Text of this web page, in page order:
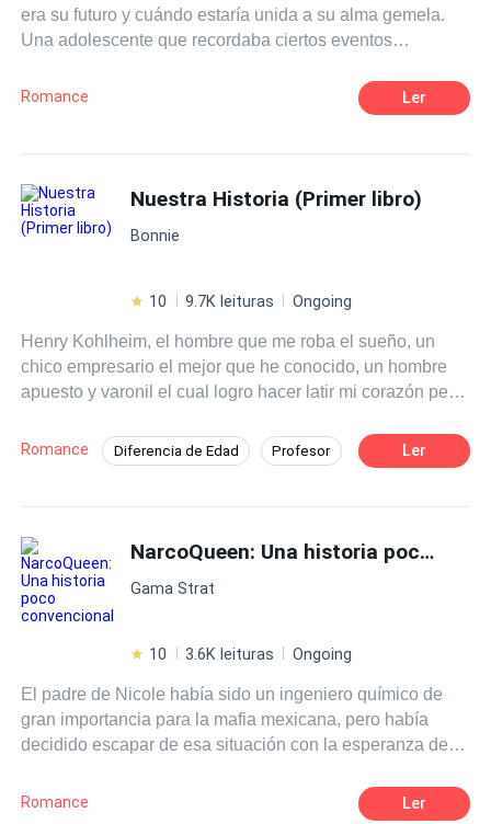
era su futuro y cuándo estaría unida a su alma gemela.
Una adolescente que recordaba ciertos eventos
esos recuerdos a los que ella se preguntaba porque los
Romance Ler
Nuestra Historia (Primer libro)
Bonnie
10 9.7K leituras Ongoing
Henry Kohlheim, el hombre que me roba el sueño, un
chico empresario el mejor que he conocido, un hombre
apuesto y varonil el cual logro hacer latir mi corazón pero
decisión, siempre había soñado con un amor inolvidable,
lo soñe tantas veces que se hizo realidad lo que nunca
amo?
Romance Diferencia de Edad Profesor
Rebelde Amor dulce Malentendido
Ler
NarcoQueen: Una historia poco convencional
Gama Strat
10 3.6K leituras Ongoing
El padre de Nicole había sido un ingeniero químico de
gran importancia para la mafia mexicana, pero había
decidido escapar de esa situación con la esperanza de
mundo criminal y el narcotráfico. Sin embargo, los capos
Romance Ler